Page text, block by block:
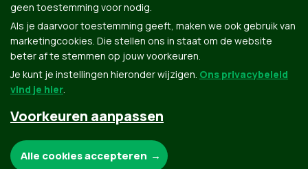
Groen.be
geen toestemming voor nodig.
Als je daarvoor toestemming geeft, maken we ook gebruik van
marketingcookies. Die stellen ons in staat om de website
beter af te stemmen op jouw voorkeuren.
Je kunt je instellingen hieronder wijzigen. Ons privacybeleid
vind je hier.
Voorkeuren aanpassen
Alle cookies accepteren